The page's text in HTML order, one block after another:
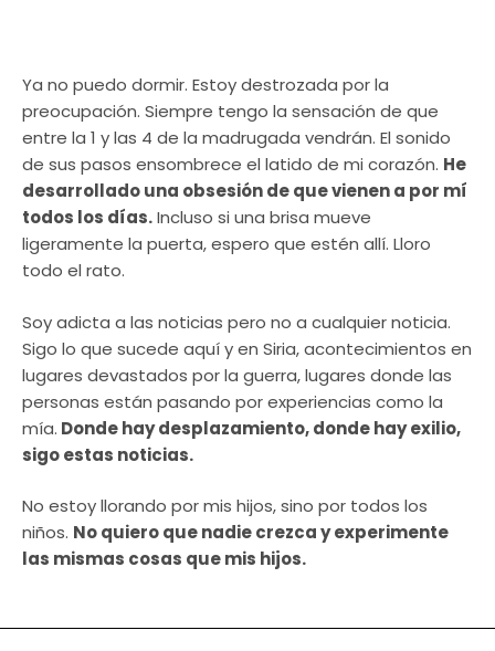
Ya no puedo dormir. Estoy destrozada por la
preocupación. Siempre tengo la sensación de que
entre la 1 y las 4 de la madrugada vendrán. El sonido
de sus pasos ensombrece el latido de mi corazón. He
desarrollado una obsesión de que vienen a por mí
todos los días.Incluso si una brisa mueve
ligeramente la puerta, espero que estén allí. Lloro
todo el rato.
Soy adicta a las noticias pero no a cualquier noticia.
Sigo lo que sucede aquí y en Siria, acontecimientos en
lugares devastados por la guerra, lugares donde las
personas están pasando por experiencias como la
mía. Donde hay desplazamiento, donde hay exilio,
sigo estas noticias.
No estoy llorando por mis hijos, sino por todos los
niños. No quiero que nadie crezca y experimente
las mismas cosas que mis hijos.